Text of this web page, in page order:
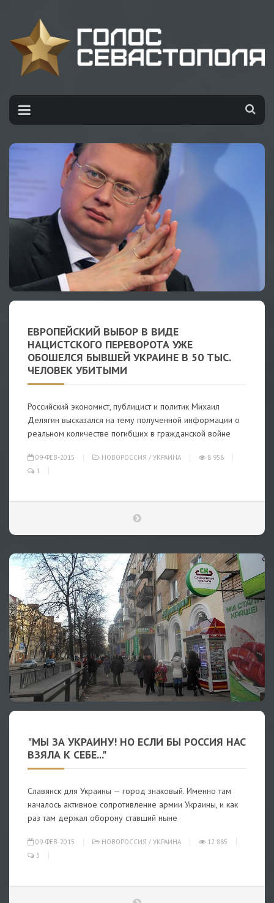
ЕВРОПЕЙСКИЙ ВЫБОР В ВИДЕ
НАЦИСТСКОГО ПЕРЕВОРОТА УЖЕ
ОБОШЕЛСЯ БЫВШЕЙ УКРАИНЕ В 50 ТЫС.
ЧЕЛОВЕК УБИТЫМИ
Российский экономист, публицист и политик Михаил
Делягин высказался на тему полученной информации о
реальном количестве погибших в гражданской войне
09-ФЕВ-2015 НОВОРОССИЯ / УКРАИНА
8 958
1
"МЫ ЗА УКРАИНУ! НО ЕСЛИ БЫ РОССИЯ НАС
ВЗЯЛА К СЕБЕ..."
Славянск для Украины — город знаковый. Именно там
началось активное сопротивление армии Украины, и как
раз там держал оборону ставший ныне
09-ФЕВ-2015 НОВОРОССИЯ / УКРАИНА
12 885
3